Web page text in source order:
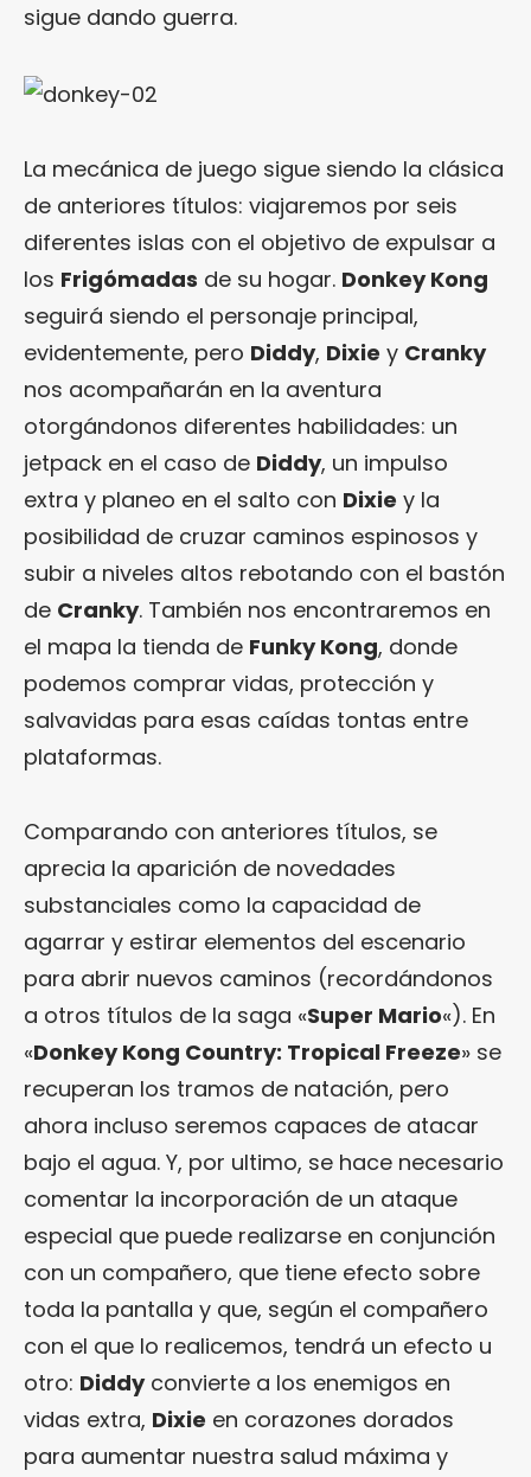
sigue dando guerra.
La mecánica de juego sigue siendo la clásica
de anteriores títulos: viajaremos por seis
diferentes islas con el objetivo de expulsar a
los Frigómadas de su hogar. Donkey Kong
seguirá siendo el personaje principal,
evidentemente, pero Diddy, Dixie y Cranky
nos acompañarán en la aventura
otorgándonos diferentes habilidades: un
jetpack en el caso de Diddy, un impulso
extra y planeo en el salto con Dixie y la
posibilidad de cruzar caminos espinosos y
subir a niveles altos rebotando con el bastón
de Cranky. También nos encontraremos en
el mapa la tienda de Funky Kong, donde
podemos comprar vidas, protección y
salvavidas para esas caídas tontas entre
plataformas.
Comparando con anteriores títulos, se
aprecia la aparición de novedades
substanciales como la capacidad de
agarrar y estirar elementos del escenario
para abrir nuevos caminos (recordándonos
a otros títulos de la saga «Super Mario«). En
«Donkey Kong Country: Tropical Freeze» se
recuperan los tramos de natación, pero
ahora incluso seremos capaces de atacar
bajo el agua. Y, por ultimo, se hace necesario
comentar la incorporación de un ataque
especial que puede realizarse en conjunción
con un compañero, que tiene efecto sobre
toda la pantalla y que, según el compañero
con el que lo realicemos, tendrá un efecto u
otro: Diddyconvierte a los enemigos en
vidas extra, Dixie en corazones dorados
para aumentar nuestra salud máxima y